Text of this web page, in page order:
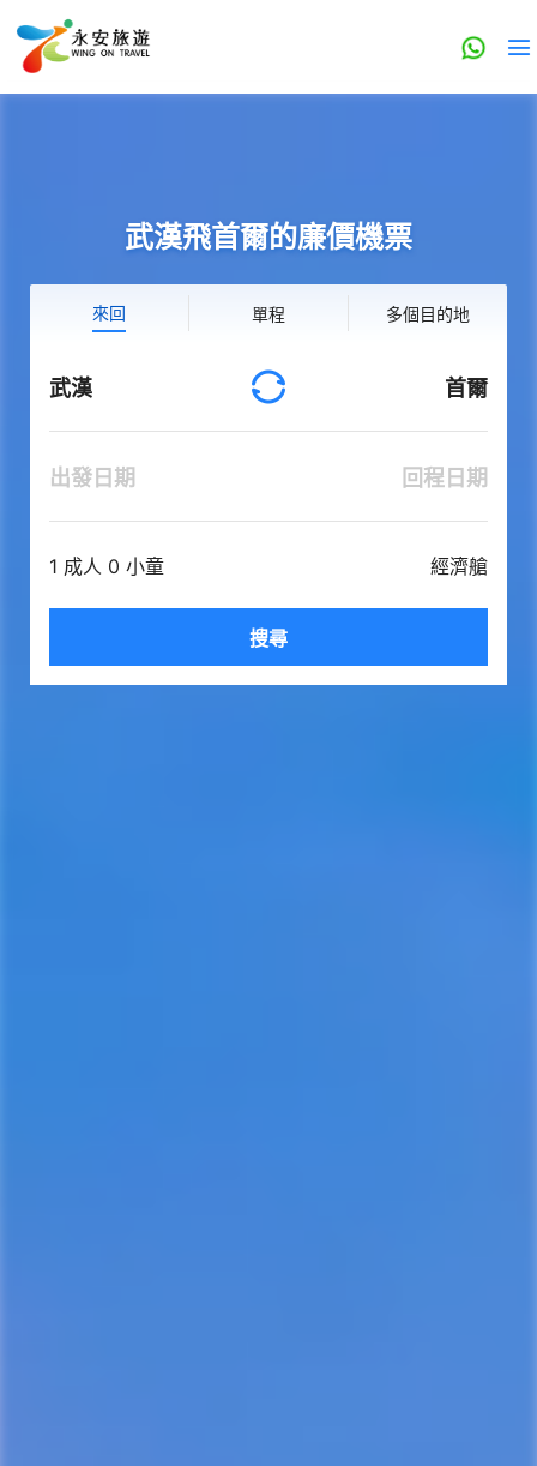
武漢飛首爾的廉價機票
來回 單程 多個目的地
武漢 首爾
出發日期 回程日期
1 成人 0 小童 經濟艙
搜尋